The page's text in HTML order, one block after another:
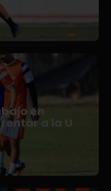
en
a la U